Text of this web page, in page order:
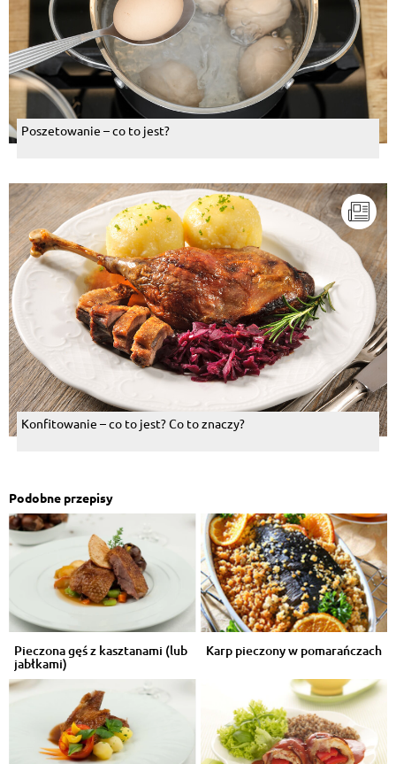
Poszetowanie – co to jest?
Konfitowanie – co to jest? Co to znaczy?
Podobne przepisy
Pieczona gęś z kasztanami (lub
jabłkami)
Karp pieczony w pomarańczach